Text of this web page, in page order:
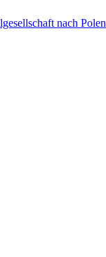
nach Polen